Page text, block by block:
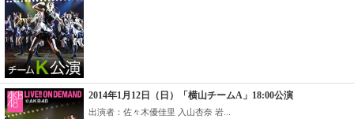
2014年1月12日（日）「横山チームA」18:00公演
出演者：佐々木優佳里 入山杏奈 岩...